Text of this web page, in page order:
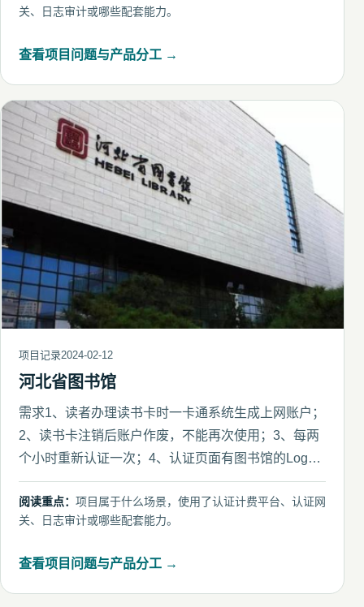
关、日志审计或哪些配套能力。
查看项目问题与产品分工 →
项目记录2024-02-12
河北省图书馆
需求1、读者办理读书卡时一卡通系统生成上网账户；
2、读书卡注销后账户作废，不能再次使用；3、每两
个小时重新认证一次；4、认证页面有图书馆的Logo
和相关介绍内容
阅读重点： 项目属于什么场景，使用了认证计费平台、认证网
关、日志审计或哪些配套能力。
查看项目问题与产品分工 →